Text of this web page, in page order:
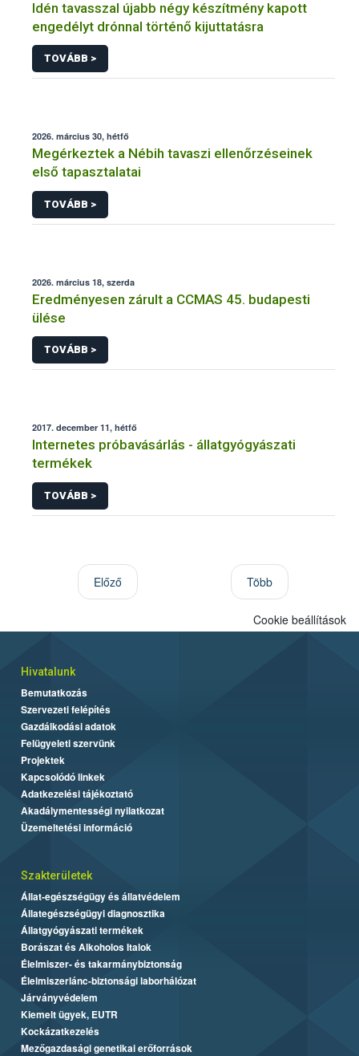
Idén tavasszal újabb négy készítmény kapott
engedélyt drónnal történő kijuttatásra
TOVÁBB >
2026. március 30, hétfő
Megérkeztek a Nébih tavaszi ellenőrzéseinek
első tapasztalatai
TOVÁBB >
2026. március 18, szerda
Eredményesen zárult a CCMAS 45. budapesti
ülése
TOVÁBB >
2017. december 11, hétfő
Internetes próbavásárlás - állatgyógyászati
termékek
TOVÁBB >
Előző Több
Cookie beállítások
Hivatalunk
Bemutatkozás
Szervezeti felépítés
Gazdálkodási adatok
Felügyeleti szervünk
Projektek
Kapcsolódó linkek
Adatkezelési tájékoztató
Akadálymentességi nyilatkozat
Üzemeltetési információ
Szakterületek
Állat-egészségügy és állatvédelem
Állategészségügyi diagnosztika
Állatgyógyászati termékek
Borászat és Alkoholos Italok
Élelmiszer- és takarmánybiztonság
Élelmiszerlánc-biztonsági laborhálózat
Járványvédelem
Kiemelt ügyek, EUTR
Kockázatkezelés
Mezőgazdasági genetikai erőforrások